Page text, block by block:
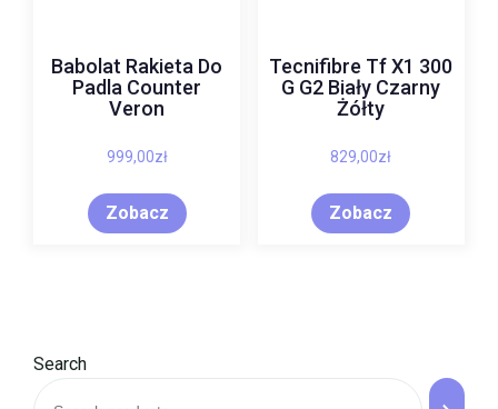
Babolat Rakieta Do
Padla Counter
Veron
999,00zł
Zobacz
Tecnifibre Tf X1 300
G G2 Biały Czarny
Żółty
829,00zł
Zobacz
Search